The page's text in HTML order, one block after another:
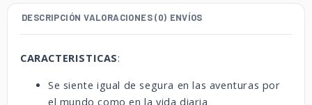
DESCRIPCIÓN VALORACIONES (0) ENVÍOS
CARACTERISTICAS:
Se siente igual de segura en las aventuras por
el mundo como en la vida diaria